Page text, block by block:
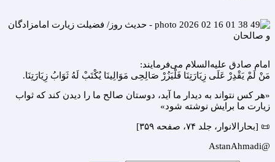
امام صادق‌ علیه‌السلام می‌فرمایند:
مَنْ لَمْ یَقْدِرْ عَلَی زِیَارَتِنَا فَلْیَزُرْ صَالِحِی مَوَالِینَا یُکْتَبْ لَهُ ثَوَابُ زِیَارَتِنَا.
«هر کس نتواند به دیدار ما آید، دوستان صالح ما را دیدن کند که ثواب
زیارت ما برایش نوشته شود»
📜 [بحارالانوار، جلد ۷۴، صفحه ۳۵۹]
@AstanAhmadi